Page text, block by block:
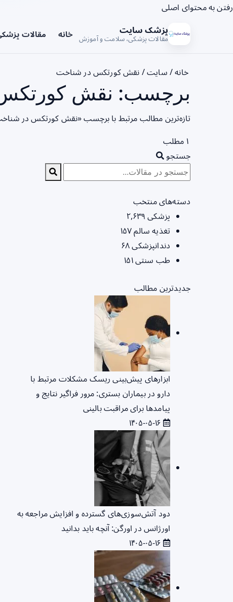
رفتن به محتوای اصلی
پزشک سایت
مقالات پزشکی، سلامت و آموزش خانه مقالات
خانه/ سایت/ نقش کورتکس در شناخت
برچسب: نقش
تازه‌ترین مطالب مرتبط با برچسب «نقش کورتکس در
۱ مطلب
جستجو
دسته‌های منتخب
پزشکی ۲,۶۳۹
تغذیه سالم۱۵۷
دندانپزشکی۶۸
طب سنتی۱۵۱
جدیدترین مطالب
ابزارهای پیش‌بینی ریسک مشکلات مرتبط با
دارو در بیماران بستری: مرور فراگیر نتایج و
پیامدها برای مراقبت بالینی
دود آتش‌سوزی‌های گسترده و افزایش مراجعه به
اورژانس در اورگن: آنچه باید بدانید